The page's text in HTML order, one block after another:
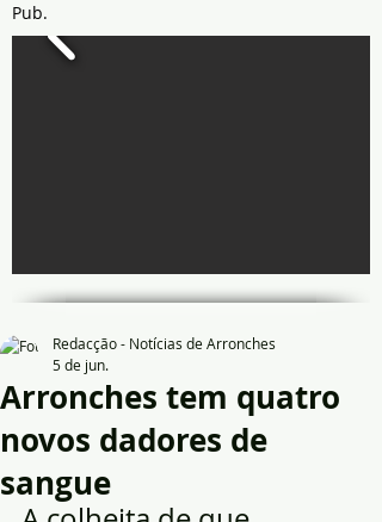
Pub.
Arronches tem quatro
novos dadores de
sangue
Redacção - Notícias de Arronches
5 de jun.